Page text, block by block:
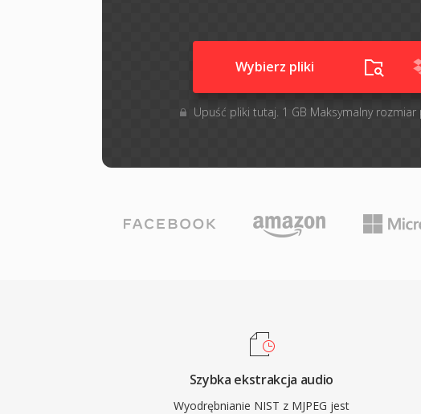
Wybierz pliki
Upuść pliki tutaj. 1 GB Maksymalny rozmiar
Szybka ekstrakcja audio
Wyodrębnianie NIST z MJPEG jest